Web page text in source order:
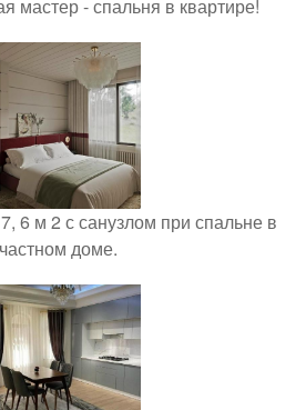
мастер - спальня в квартире!
6 м 2 с санузлом при спальне в
частном доме.